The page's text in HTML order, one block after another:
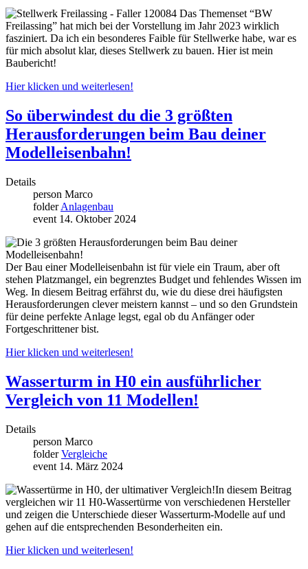
Das Themenset “BW
Freilassing” hat mich bei der Vorstellung im Jahr 2023 wirklich
fasziniert. Da ich ein besonderes Faible für Stellwerke habe, war es
für mich absolut klar, dieses Stellwerk zu bauen. Hier ist mein
Baubericht!
Hier klicken und weiterlesen!
So überwindest du die 3 größten
Herausforderungen beim Bau deiner
Modelleisenbahn!
Details
person Marco
folder Anlagenbau
event 14. Oktober 2024
Der Bau einer Modelleisenbahn ist für viele ein Traum, aber oft
stehen Platzmangel, ein begrenztes Budget und fehlendes Wissen im
Weg. In diesem Beitrag erfährst du, wie du diese drei häufigsten
Herausforderungen clever meistern kannst – und so den Grundstein
für deine perfekte Anlage legst, egal ob du Anfänger oder
Fortgeschrittener bist.
Hier klicken und weiterlesen!
Wasserturm in H0 ein ausführlicher
Vergleich von 11 Modellen!
Details
person Marco
folder Vergleiche
event 14. März 2024
In diesem Beitrag
vergleichen wir 11 H0-Wassertürme von verschiedenen Hersteller
und zeigen die Unterschiede dieser Wasserturm-Modelle auf und
gehen auf die entsprechenden Besonderheiten ein.
Hier klicken und weiterlesen!